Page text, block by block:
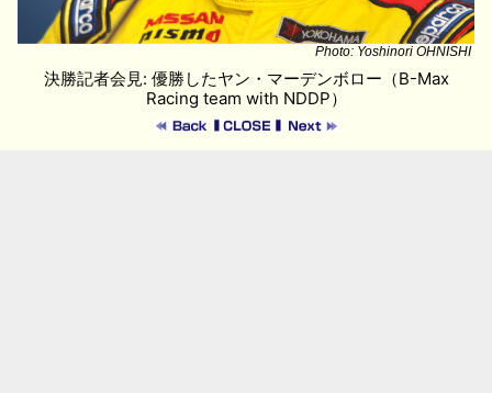
Photo: Yoshinori OHNISHI
決勝記者会見: 優勝したヤン・マーデンボロー（B-Max
Racing team with NDDP）